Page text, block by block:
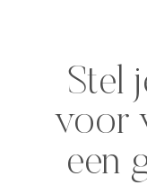
Stel
voor
een